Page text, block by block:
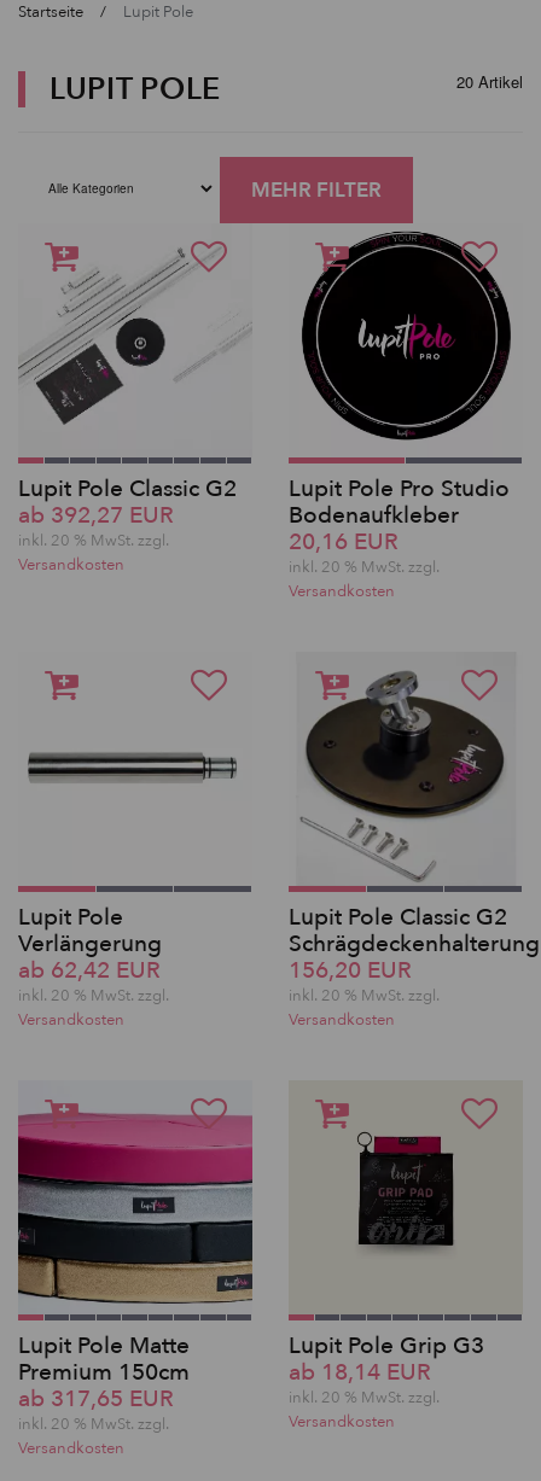
Startseite Lupit Pole
LUPIT POLE 20 Artikel
MEHR FILTER
Lupit Pole Classic G2
ab 392,27 EUR
inkl. 20 % MwSt. zzgl.
Versandkosten
Lupit Pole Pro Studio
Bodenaufkleber
20,16 EUR
inkl. 20 % MwSt. zzgl.
Versandkosten
Lupit Pole
Verlängerung
ab 62,42 EUR
inkl. 20 % MwSt. zzgl.
Versandkosten
Lupit Pole Classic G2
Schrägdeckenhalterung
156,20 EUR
inkl. 20 % MwSt. zzgl.
Versandkosten
Lupit Pole Matte
Premium 150cm
ab 317,65 EUR
inkl. 20 % MwSt. zzgl.
Versandkosten
Lupit Pole Grip G3
ab 18,14 EUR
inkl. 20 % MwSt. zzgl.
Versandkosten